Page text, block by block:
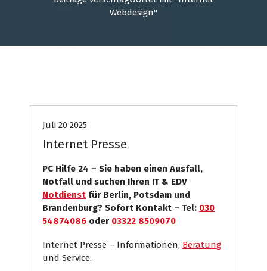
Webdesign"
Juli 20 2025
Internet Presse
PC Hilfe 24 – Sie haben einen Ausfall,
Notfall und suchen Ihren IT & EDV
Notdienst für Berlin, Potsdam und
Brandenburg? Sofort Kontakt – Tel: 030
54874086 oder 03322 8509070
Internet Presse – Informationen, Beratung
und Service.